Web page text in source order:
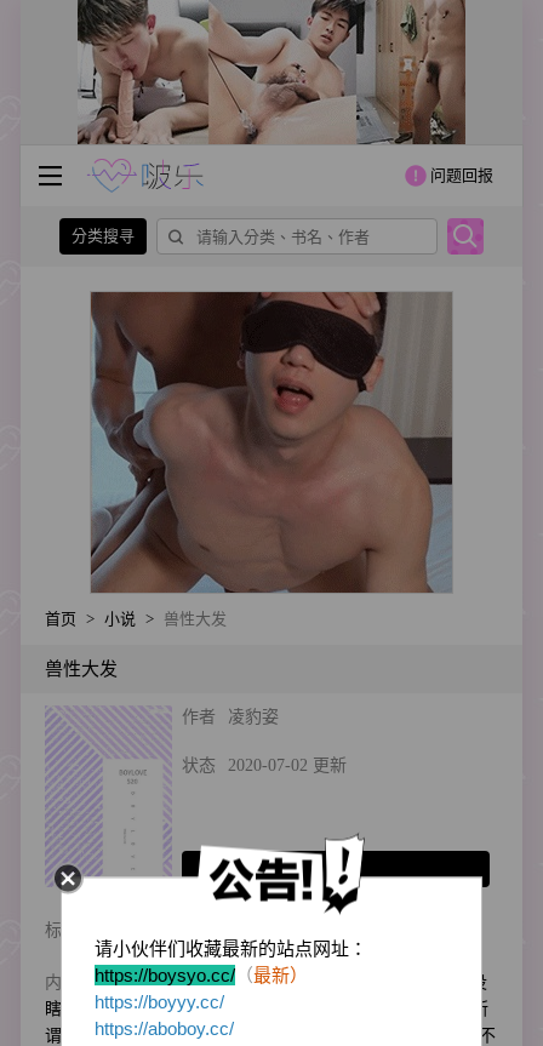
问题回报
分类搜寻
请小伙伴们收藏最新的站点网址：
https://boysyo.cc/ （最新）
https://boyyy.cc/
https://aboboy.cc/
首页 > 小说 > 兽性大发
兽性大发
收藏
作者 凌豹姿
状态 2020-07-02 更新
标签
内容简介
颜修读对小师弟月影的疼爱，只要眼睛没
瞎的人都看得出来。师父绝学被私吞独占，他说无所
谓；掌门继 承人的头衔被恶意侵占，他说没关系；不